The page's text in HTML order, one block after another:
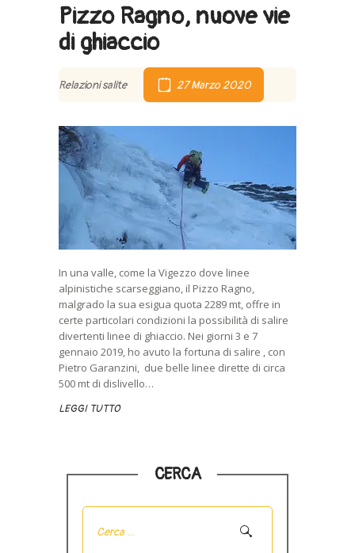
Pizzo Ragno, nuove vie
di ghiaccio
Relazioni salite 27 Marzo 2020
In una valle, come la Vigezzo dove linee
alpinistiche scarseggiano, il Pizzo Ragno,
malgrado la sua esigua quota 2289 mt, offre in
certe particolari condizioni la possibilità di salire
divertenti linee di ghiaccio. Nei giorni 3 e 7
gennaio 2019, ho avuto la fortuna di salire , con
Pietro Garanzini, due belle linee dirette di circa
500 mt di dislivello…
LEGGI TUTTO
CERCA
Ricerca
per: